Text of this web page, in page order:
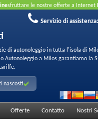
sfruttare le nostre offerte a Internet
Servizio di assistenza:
di autonoleggio in tutta l'isola di
Autonoleggio a Milos garantiamo la
nascosti
Offerte Contatto Nostri